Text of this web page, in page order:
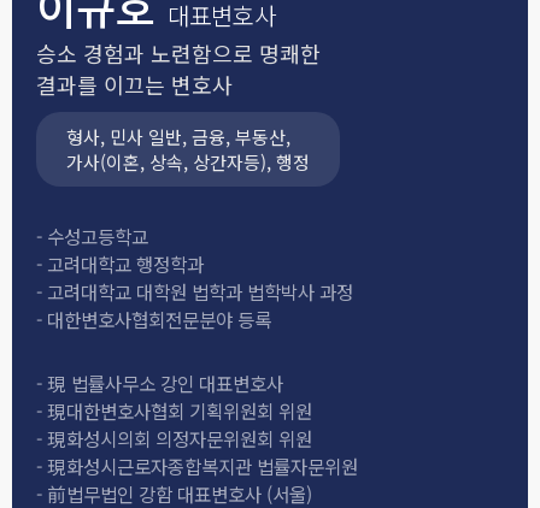
대표변호사
승소 경험과 노련함으로 명쾌한
결과를 이끄는 변호사
형사, 민사 일반, 금융, 부동산,
가사(이혼, 상속, 상간자등), 행정
- 수성고등학교
- 고려대학교 행정학과
- 고려대학교 대학원 법학과 법학박사 과정
- 대한변호사협회전문분야 등록
-現 법률사무소 강인 대표변호사
-現대한변호사협회 기획위원회 위원
-現화성시의회 의정자문위원회 위원
-現화성시근로자종합복지관 법률자문위원
- 前법무법인 강함 대표변호사 (서울)